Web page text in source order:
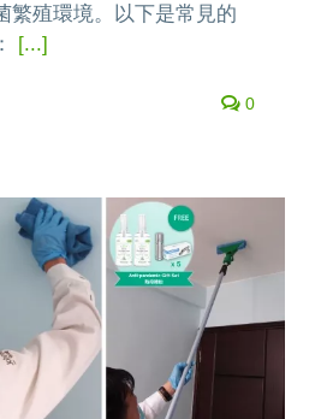
繁殖環境。以下是常見的
[...]
0